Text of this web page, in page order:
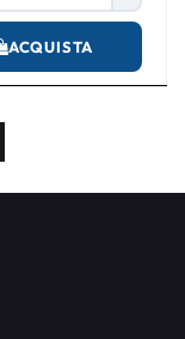
ACQUISTA